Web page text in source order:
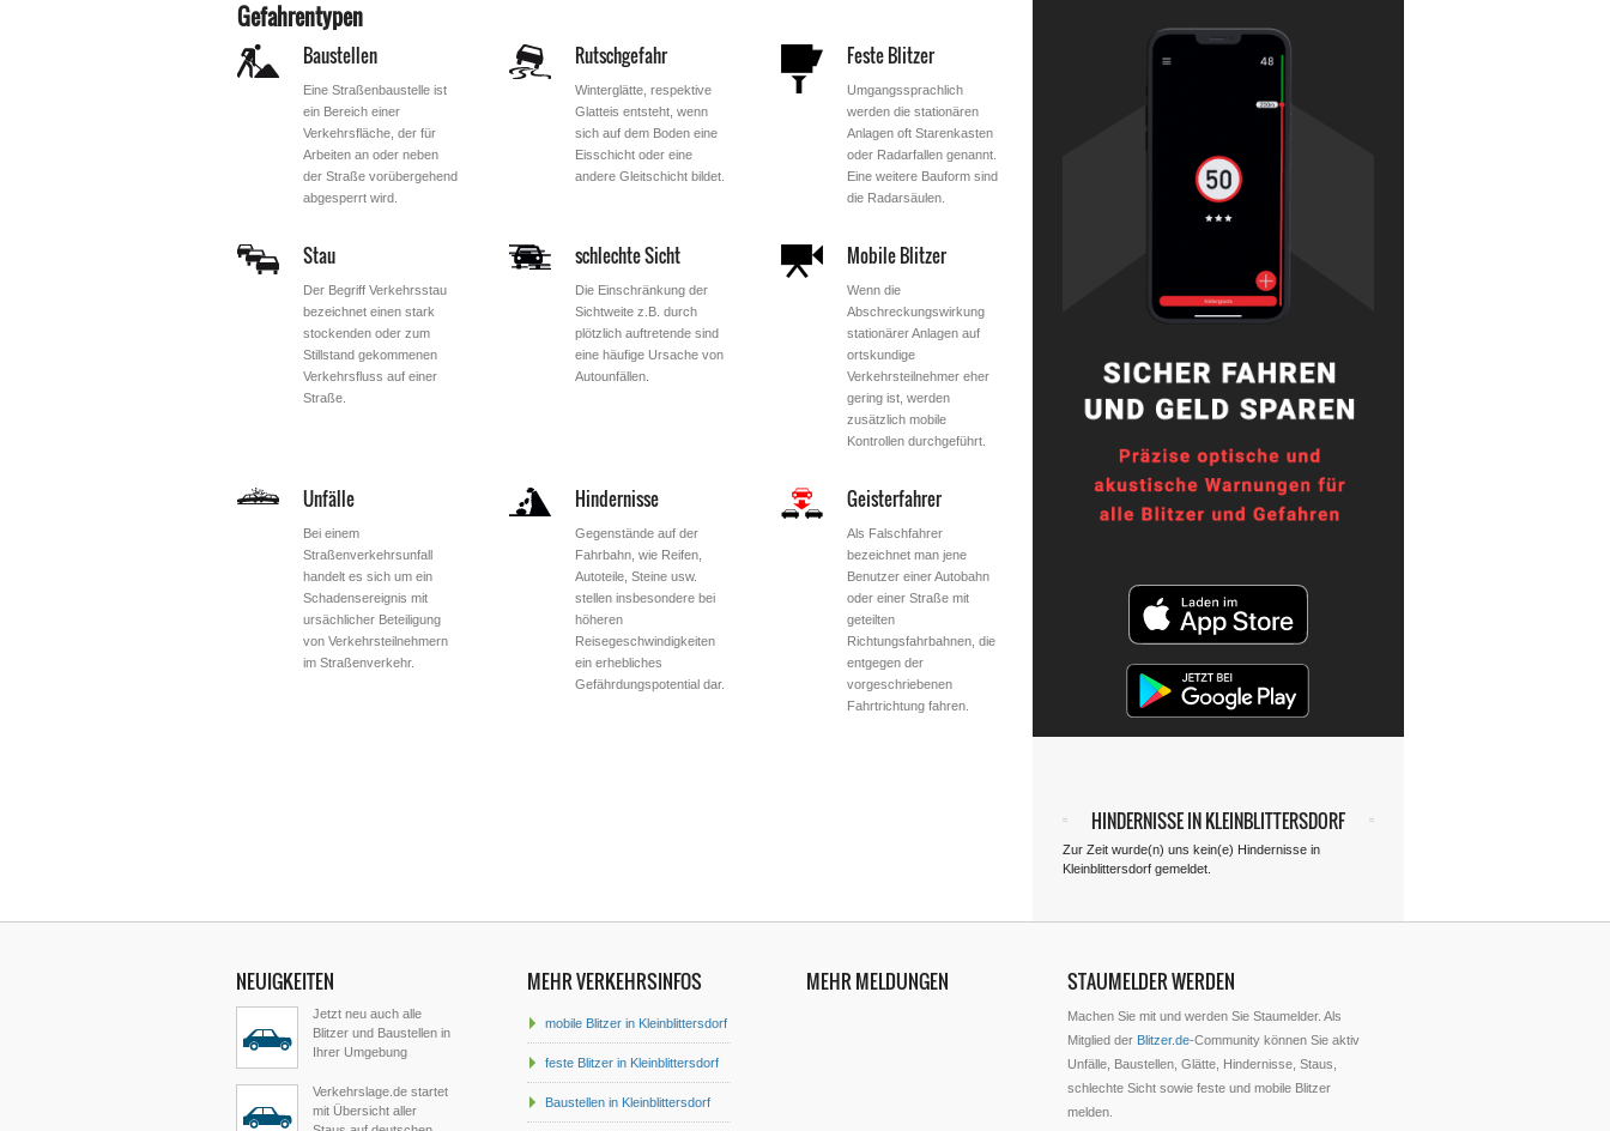
Gefahrentypen
Baustellen
Eine Straßenbaustelle ist
ein Bereich einer
Verkehrsfläche, der für
Arbeiten an oder neben
der Straße vorübergehend
abgesperrt wird.
Rutschgefahr
Winterglätte, respektive
Glatteis entsteht, wenn
sich auf dem Boden eine
Eisschicht oder eine
andere Gleitschicht bildet.
Feste Blitzer
Umgangssprachlich
werden die stationären
Anlagen oft Starenkasten
oder Radarfallen genannt.
Eine weitere Bauform sind
die Radarsäulen.
Stau
Der Begriff Verkehrsstau
bezeichnet einen stark
stockenden oder zum
Stillstand gekommenen
Verkehrsfluss auf einer
Straße.
schlechte Sicht
Die Einschränkung der
Sichtweite z.B. durch
plötzlich auftretende sind
eine häufige Ursache von
Autounfällen.
Mobile Blitzer
Wenn die
Abschreckungswirkung
stationärer Anlagen auf
ortskundige
Verkehrsteilnehmer eher
gering ist, werden
zusätzlich mobile
Kontrollen durchgeführt.
Unfälle
Bei einem
Straßenverkehrsunfall
handelt es sich um ein
Schadensereignis mit
ursächlicher Beteiligung
von Verkehrsteilnehmern
im Straßenverkehr.
Hindernisse
Gegenstände auf der
Fahrbahn, wie Reifen,
Autoteile, Steine usw.
stellen insbesondere bei
höheren
Reisegeschwindigkeiten
ein erhebliches
Gefährdungspotential dar.
Geisterfahrer
Als Falschfahrer
bezeichnet man jene
Benutzer einer Autobahn
oder einer Straße mit
geteilten
Richtungsfahrbahnen, die
entgegen der
vorgeschriebenen
Fahrtrichtung fahren.
HINDERNISSE IN KLEINBLITTERSDORF
Zur Zeit wurde(n) uns kein(e) Hindernisse in
Kleinblittersdorf gemeldet.
NEUIGKEITEN
Jetzt neu auch alle
Blitzer und Baustellen in
Ihrer Umgebung
Verkehrslage.de startet
mit Übersicht aller
MEHR VERKEHRSINFOS
mobile Blitzer in Kleinblittersdorf
feste Blitzer in Kleinblittersdorf
Baustellen in Kleinblittersdorf
MEHR MELDUNGEN STAUMELDER WERDEN
Machen Sie mit und werden Sie Staumelder. Als
Mitglied der Blitzer.de-Community können Sie aktiv
Unfälle, Baustellen, Glätte, Hindernisse, Staus,
schlechte Sicht sowie feste und mobile Blitzer
melden.